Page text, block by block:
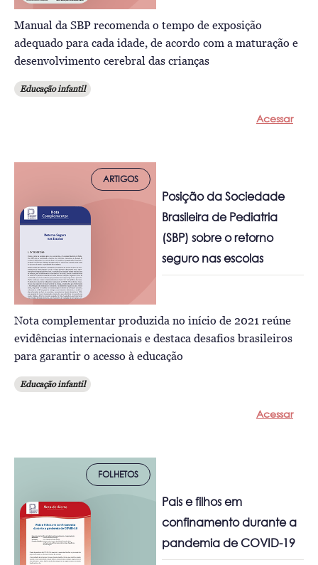
Manual da SBP recomenda o tempo de exposição
adequado para cada idade, de acordo com a maturação e
desenvolvimento cerebral das crianças
Educação infantil
Acessar
ARTIGOS
Posição da Sociedade
Brasileira de Pediatria
(SBP) sobre o retorno
seguro nas escolas
Nota complementar produzida no início de 2021 reúne
evidências internacionais e destaca desafios brasileiros
para garantir o acesso à educação
Educação infantil
Acessar
FOLHETOS
Pais e filhos em
confinamento durante a
pandemia de COVID-19